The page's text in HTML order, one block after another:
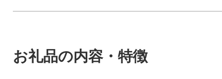
お礼品の内容・特徴